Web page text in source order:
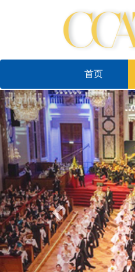
首页
Previous